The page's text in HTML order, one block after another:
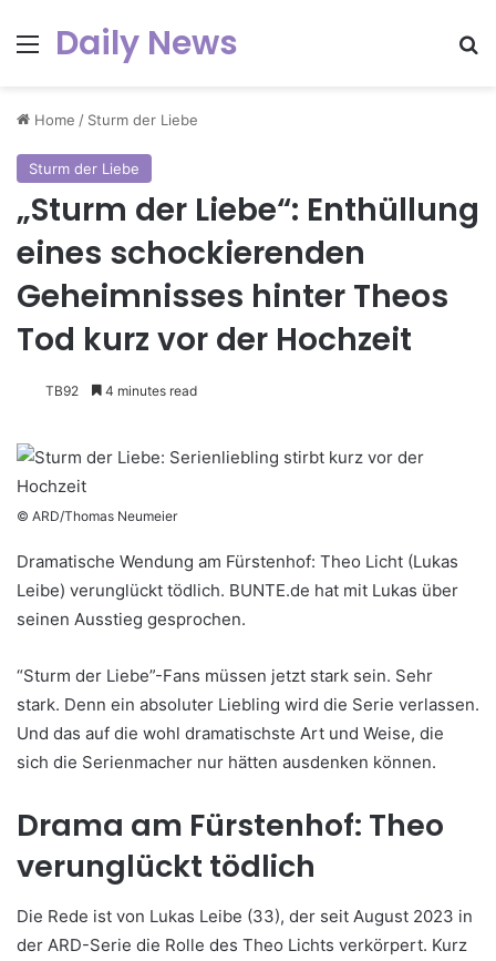
Menu
Daily News
Home / Sturm der Liebe
Sturm der Liebe
„Sturm der Liebe“: Enthüllung
eines schockierenden
Geheimnisses hinter Theos
Tod kurz vor der Hochzeit
TB92 4 minutes read
© ARD/Thomas Neumeier
Dramatische Wendung am Fürstenhof: Theo Licht (Lukas
Leibe) verunglückt tödlich. BUNTE.de hat mit Lukas über
seinen Ausstieg gesprochen.
“Sturm der Liebe”-Fans müssen jetzt stark sein. Sehr
stark. Denn ein absoluter Liebling wird die Serie verlassen.
Und das auf die wohl dramatischste Art und Weise, die
sich die Serienmacher nur hätten ausdenken können.
Drama am Fürstenhof: Theo
verunglückt tödlich
Die Rede ist von Lukas Leibe (33), der seit August 2023 in
der ARD-Serie die Rolle des Theo Lichts verkörpert. Kurz